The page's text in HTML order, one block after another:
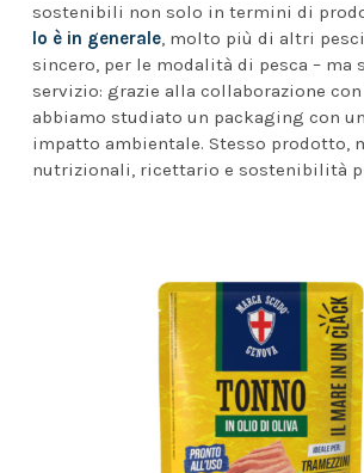
sostenibili non solo in termini di
lo è in generale, molto più di altri
sincero, per le modalità di pesca – ma
servizio: grazie alla collaborazione con
abbiamo studiato un packaging con
impatto ambientale. Stesso prodotto,
nutrizionali, ricettario e sostenibilità